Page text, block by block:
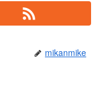
mikanmike